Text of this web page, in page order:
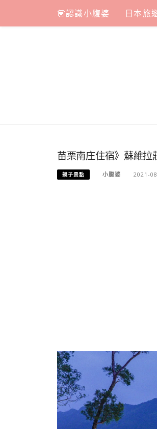
content
💟認識小腹婆 日本旅
苗栗南庄住宿》蘇維拉
親子景點 小腹婆 2021-